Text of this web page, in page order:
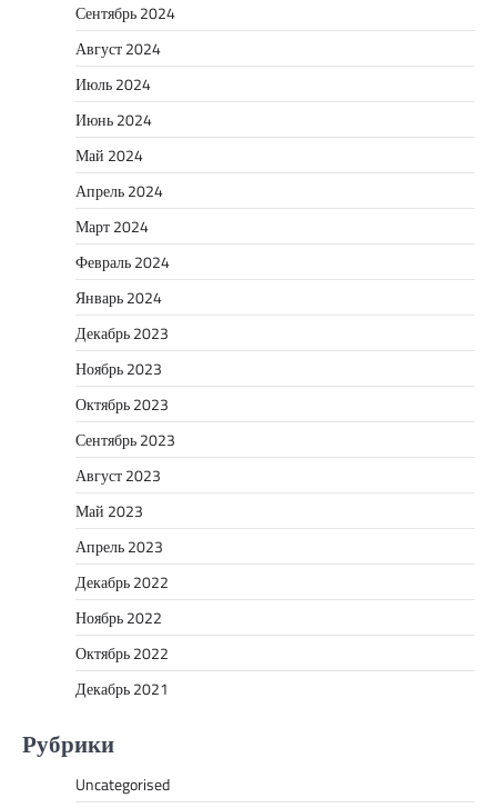
Сентябрь 2024
Август 2024
Июль 2024
Июнь 2024
Май 2024
Апрель 2024
Март 2024
Февраль 2024
Январь 2024
Декабрь 2023
Ноябрь 2023
Октябрь 2023
Сентябрь 2023
Август 2023
Май 2023
Апрель 2023
Декабрь 2022
Ноябрь 2022
Октябрь 2022
Декабрь 2021
Рубрики
Uncategorised